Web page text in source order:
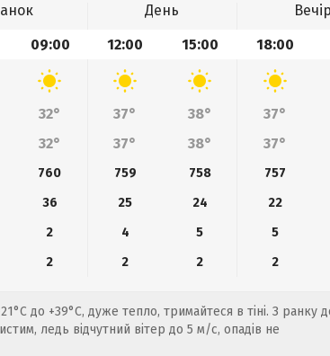
День
Вечір
09:00 12:00 15:00 18:00
32° 37° 38° 37°
32° 37° 38° 37°
760 759 758 757
36 25 24 22
2 4 5 5
2 2 2 2
до +39°C, дуже тепло, тримайтеся в тіні. З ранку
ледь відчутний вітер до 5 м/с, опадів не